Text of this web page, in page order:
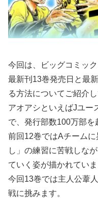
今回は、ビッグコミッ
最新刊13巻発売日と最
る方法についてご紹介し
アオアシといえばJユー
で、発行部数100万部を
前回12巻ではAチーム
し」の練習に苦戦しな
ていく姿が描かれていま
今回13巻では主人公葦
戦に挑みます。